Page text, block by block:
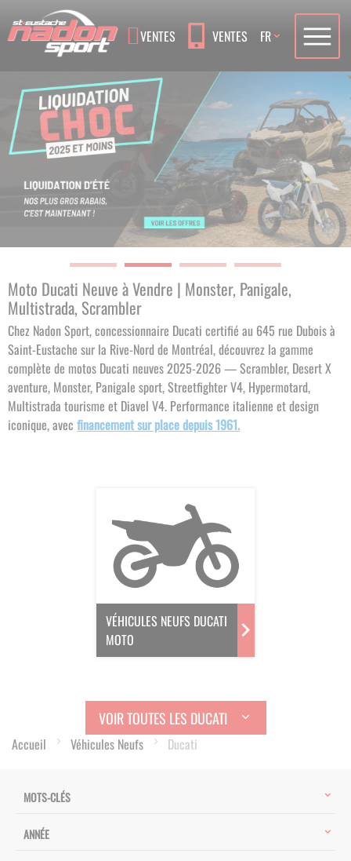
VENTES VENTES Language
FR
Moto Ducati Neuve à Vendre | Monster, Panigale,
Multistrada, Scrambler
Chez Nadon Sport, concessionnaire Ducati certifié au 645 rue Dubois à
Saint-Eustache sur la Rive-Nord de Montréal, découvrez la gamme
complète de motos Ducati neuves 2025-2026 — Scrambler, Desert X
aventure, Monster, Panigale sport, Streetfighter V4, Hypermotard,
Multistrada tourisme et Diavel V4. Performance italienne et design
iconique, avec financement sur place depuis 1961.
VÉHICULES NEUFS DUCATI
MOTO
VOIR TOUTES LES DUCATI
Accueil Véhicules Neufs Ducati
MOTS-CLÉS
ANNÉE